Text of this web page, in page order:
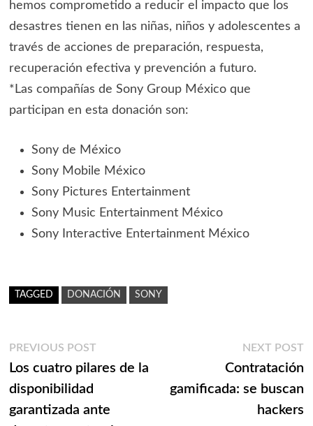
hemos comprometido a reducir el impacto que los
desastres tienen en las niñas, niños y adolescentes a
través de acciones de preparación, respuesta,
recuperación efectiva y prevención a futuro.
*Las compañías de Sony Group México que
participan en esta donación son:
Sony de México
Sony Mobile México
Sony Pictures Entertainment
Sony Music Entertainment México
Sony Interactive Entertainment México
TAGGED DONACIÓN SONY
Navegación
de
entradas
PREVIOUS POSTPrevious
post:
Los cuatro pilares de la
disponibilidad
garantizada ante
NEXT POST
Contratación
gamificada: se buscan
hackers